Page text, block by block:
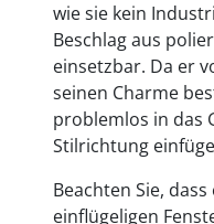
wie sie kein
Beschlag aus
einsetzbar. Da er
seinen Charme
problemlos in das
Stilrichtung
Beachten Sie,
einflügeligen